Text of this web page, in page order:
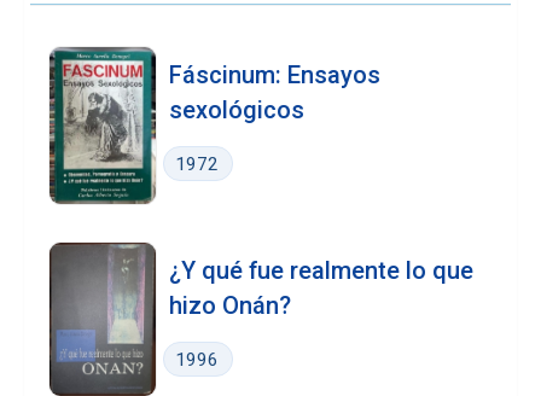
Fáscinum: Ensayos
sexológicos
1972
¿Y qué fue realmente lo que
hizo Onán?
1996